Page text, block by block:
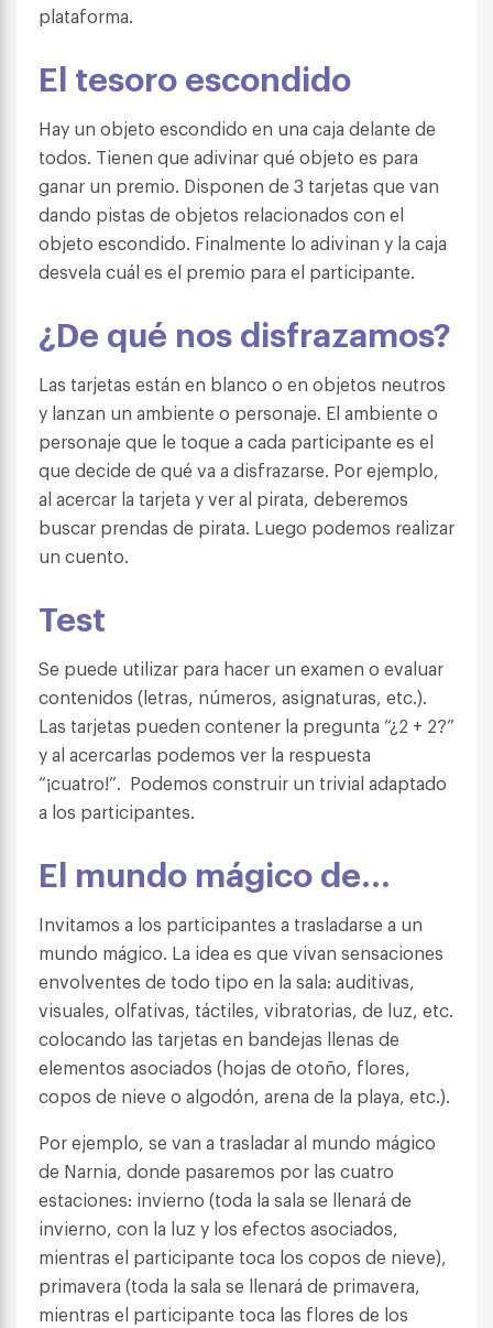
plataforma.
El tesoro escondido
Hay un objeto escondido en una caja delante de
todos. Tienen que adivinar qué objeto es para
ganar un premio. Disponen de 3 tarjetas que van
dando pistas de objetos relacionados con el
objeto escondido. Finalmente lo adivinan y la caja
desvela cuál es el premio para el participante.
¿De qué nos disfrazamos?
Las tarjetas están en blanco o en objetos neutros
y lanzan un ambiente o personaje. El ambiente o
personaje que le toque a cada participante es el
que decide de qué va a disfrazarse. Por ejemplo,
al acercar la tarjeta y ver al pirata, deberemos
buscar prendas de pirata. Luego podemos realizar
un cuento.
Test
Se puede utilizar para hacer un examen o evaluar
contenidos (letras, números, asignaturas, etc.).
Las tarjetas pueden contener la pregunta “¿2 + 2?”
y al acercarlas podemos ver la respuesta
“¡cuatro!”. Podemos construir un trivial adaptado
a los participantes.
El mundo mágico de…
Invitamos a los participantes a trasladarse a un
mundo mágico. La idea es que vivan sensaciones
envolventes de todo tipo en la sala: auditivas,
visuales, olfativas, táctiles, vibratorias, de luz, etc.
colocando las tarjetas en bandejas llenas de
elementos asociados (hojas de otoño, flores,
copos de nieve o algodón, arena de la playa, etc.).
Por ejemplo, se van a trasladar al mundo mágico
de Narnia, donde pasaremos por las cuatro
estaciones: invierno (toda la sala se llenará de
invierno, con la luz y los efectos asociados,
mientras el participante toca los copos de nieve),
primavera (toda la sala se llenará de primavera,
mientras el participante toca las flores de los